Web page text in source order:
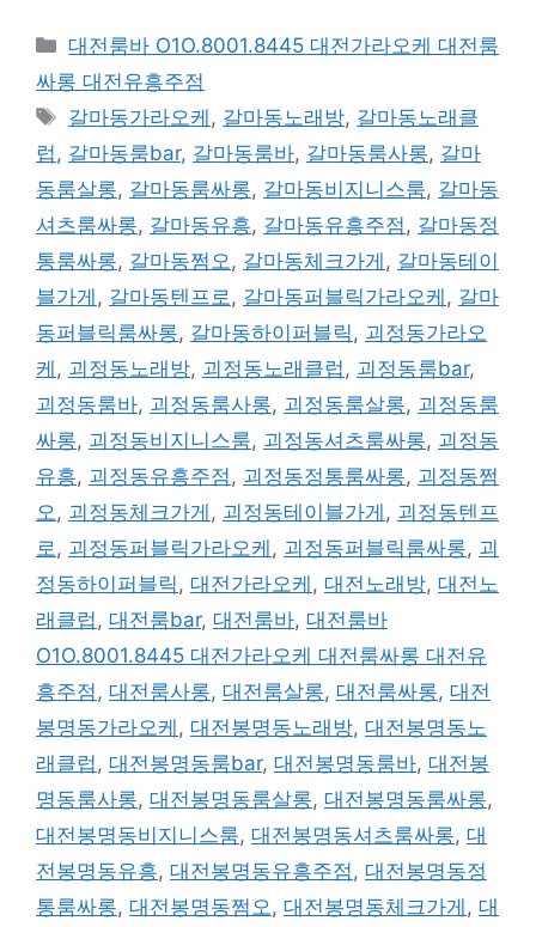
카
테
리
대전룸바 O1O.8001.8445 대전가라오케 대전룸
싸롱 대전유흥주점
태
그
갈마동가라오케 , 갈마동노래방, 갈마동노래클
럽, 갈마동룸bar, 갈마동룸바, 갈마동룸사롱, 갈마
동룸살롱, 갈마동룸싸롱, 갈마동비지니스룸, 갈마동
셔츠룸싸롱, 갈마동유흥, 갈마동유흥주점, 갈마동정
통룸싸롱, 갈마동쩜오, 갈마동체크가게 , 갈마동테이
블가게 , 갈마동텐프로, 갈마동퍼블릭가라오케 , 갈마
동퍼블릭룸싸롱, 갈마동하이퍼블릭, 괴정동가라오
케 , 괴정동노래방, 괴정동노래클럽, 괴정동룸bar,
괴정동룸바, 괴정동룸사롱, 괴정동룸살롱, 괴정동룸
싸롱, 괴정동비지니스룸, 괴정동셔츠룸싸롱, 괴정동
유흥, 괴정동유흥주점, 괴정동정통룸싸롱, 괴정동쩜
오, 괴정동체크가게 , 괴정동테이블가게 , 괴정동텐프
로, 괴정동퍼블릭가라오케 , 괴정동퍼블릭룸싸롱, 괴
정동하이퍼블릭, 대전가라오케 , 대전노래방, 대전노
래클럽, 대전룸bar, 대전룸바, 대전룸바
O1O.8001.8445 대전가라오케 대전룸싸롱 대전유
흥주점, 대전룸사롱, 대전룸살롱, 대전룸싸롱, 대전
봉명동가라오케 , 대전봉명동노래방, 대전봉명동노
래클럽, 대전봉명동룸bar, 대전봉명동룸바, 대전봉
명동룸사롱, 대전봉명동룸살롱, 대전봉명동룸싸롱,
대전봉명동비지니스룸, 대전봉명동셔츠룸싸롱, 대
전봉명동유흥, 대전봉명동유흥주점, 대전봉명동정
통룸싸롱, 대전봉명동쩜오, 대전봉명동체크가게 , 대